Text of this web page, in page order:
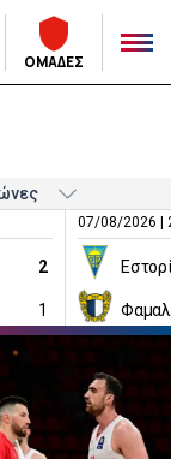
ΟΜΑΔΕΣ
2
1
07/08/2026 |